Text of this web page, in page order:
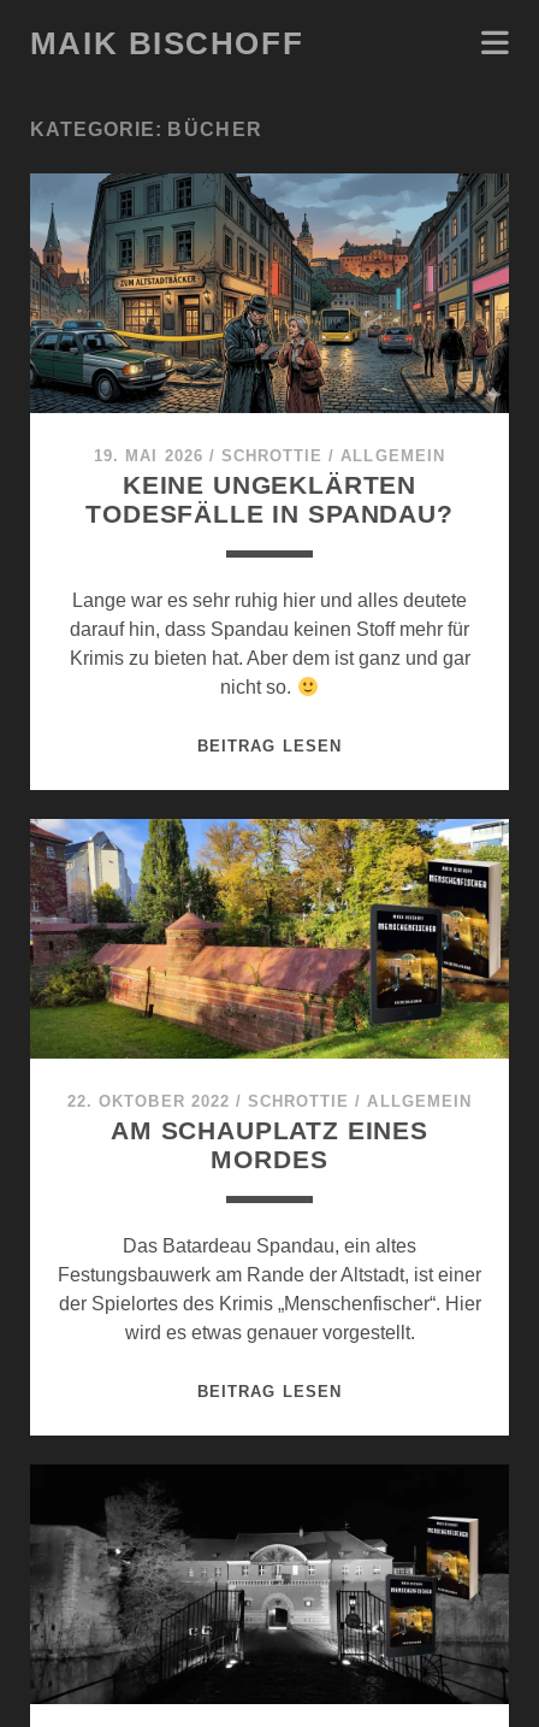
MAIK BISCHOFF
KATEGORIE: BÜCHER
19. MAI 2026 / SCHROTTIE /ALLGEMEIN
KEINE UNGEKLÄRTEN
TODESFÄLLE IN SPANDAU?
Lange war es sehr ruhig hier und alles deutete
darauf hin, dass Spandau keinen Stoff mehr für
Krimis zu bieten hat. Aber dem ist ganz und gar
nicht so.
BEITRAG LESEN
N
E
U
N
G
E
K
L
Ä
R
T
D
E
L
E
N
S
P
A
N
D
22. OKTOBER 2022 / SCHROTTIE /ALLGEMEIN
AM SCHAUPLATZ EINES
MORDES
Das Batardeau Spandau, ein altes
Festungsbauwerk am Rande der Altstadt, ist einer
der Spielortes des Krimis „Menschenfischer“. Hier
wird es etwas genauer vorgestellt.
BEITRAG LESEN
A
U
P
L
A
Z